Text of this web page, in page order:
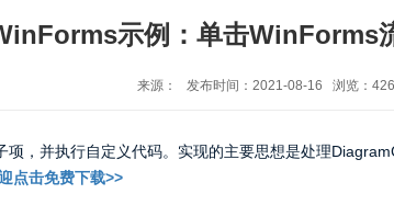
示例：单击WinForms
来源： 发布时间：2021-08-16 浏览：
项，并执行自定义代码。实现的主要思想是处理
点击免费下载>>